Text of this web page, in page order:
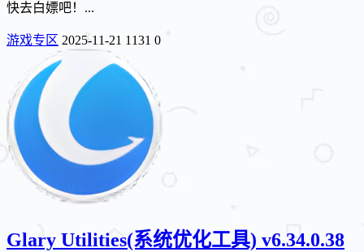
快去白嫖吧！...
游戏专区 2025-11-21 1131 0
Glary Utilities(系统优化工具) v6.34.0.38